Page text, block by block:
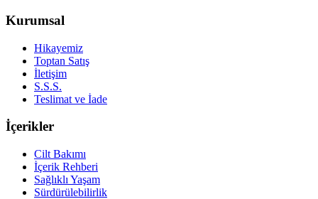
Kurumsal
Hikayemiz
Toptan Satış
İletişim
S.S.S.
Teslimat ve İade
İçerikler
Cilt Bakımı
İçerik Rehberi
Sağlıklı Yaşam
Sürdürülebilirlik